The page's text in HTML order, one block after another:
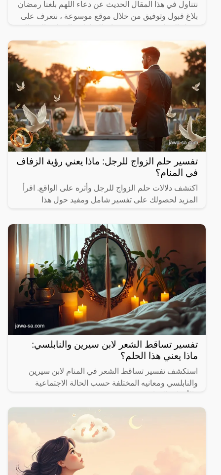
نتناول في هذا المقال الحديث عن دعاء اللهم بلغنا رمضان
بلاغ قبول وتوفيق من خلال موقع موسوعة ، نتعرف على
عزيزي
تفسير حلم الزواج للرجل: ماذا يعني رؤية الزفاف
في المنام؟
اكتشف دلالات حلم الزواج للرجل وأثره على الواقع. اقرأ
المزيد لحصولك على تفسير شامل ومفيد حول هذا
تفسير تساقط الشعر لابن سيرين والنابلسي:
ماذا يعني هذا الحلم؟
استكشف تفسير تساقط الشعر في المنام لابن سيرين
والنابلسي ومعانيه المختلفة حسب الحالة الاجتماعية